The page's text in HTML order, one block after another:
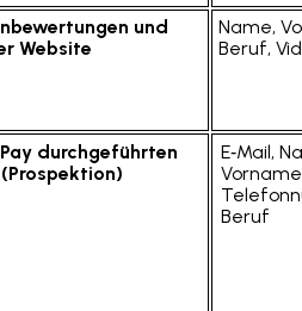
und
Website
Name,
Beruf,
durchgeführten
E‑Mail,
Beruf